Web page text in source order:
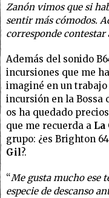
Zanón vimos que si
sentir más cómodos.
corresponde contestar
Además del sonido
incursiones que me
imaginé en un
incursión en la Bossa
os ha quedado
que me recuerda a La
grupo: ¿es Brighton
Gil?.
“Me gusta mucho ese
especie de descanso